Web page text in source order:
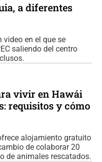
a diferentes
video en el que se
saliendo del centro
vivir en Hawái
requisitos y cómo
alojamiento gratuito
de colaborar 20
de animales rescatados.